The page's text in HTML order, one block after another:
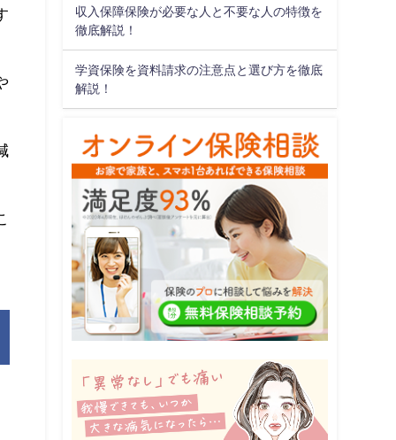
収入保障保険が必要な人と不要な人の特徴を
徹底解説！
学資保険を資料請求の注意点と選び方を徹底
解説！